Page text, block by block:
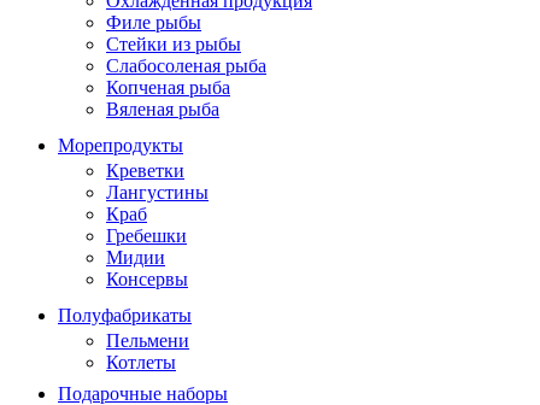
Филе рыбы
Стейки из рыбы
Слабосоленая рыба
Копченая рыба
Вяленая рыба
Морепродукты
Креветки
Лангустины
Краб
Гребешки
Мидии
Консервы
Полуфабрикаты
Пельмени
Котлеты
Подарочные наборы